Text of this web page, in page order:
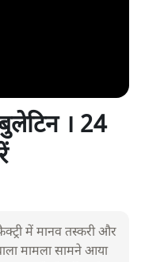
। 24
में मानव तस्करी और
मामला सामने आया